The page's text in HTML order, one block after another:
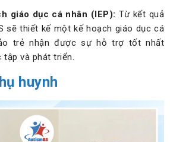
giáo dục cá nhân (IEP): Từ kết quả
sẽ thiết kế một kế hoạch giáo dục cá
trẻ nhận được sự hỗ trợ tốt nhất
và phát triển.
huynh